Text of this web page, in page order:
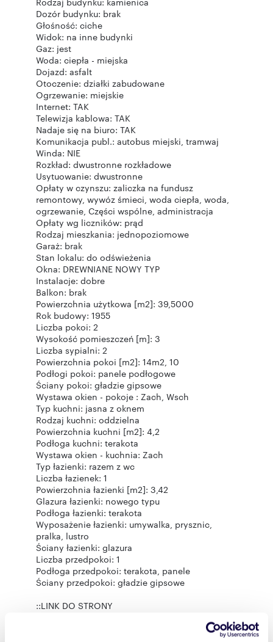
Dozór budynku: brak
Głośność: ciche
Widok: na inne budynki
Gaz: jest
Woda: ciepła - miejska
Dojazd: asfalt
Otoczenie: działki zabudowane
Ogrzewanie: miejskie
Internet: TAK
Telewizja kablowa: TAK
Nadaje się na biuro: TAK
Komunikacja publ.: autobus miejski, tramwaj
Winda: NIE
Rozkład: dwustronne rozkładowe
Usytuowanie: dwustronne
Opłaty w czynszu: zaliczka na fundusz
remontowy, wywóz śmieci, woda ciepła, woda,
ogrzewanie, Części wspólne, administracja
Opłaty wg liczników: prąd
Rodzaj mieszkania: jednopoziomowe
Garaż: brak
Stan lokalu: do odświeżenia
Okna: DREWNIANE NOWY TYP
Instalacje: dobre
Balkon: brak
Powierzchnia użytkowa [m2]: 39,5000
Rok budowy: 1955
Liczba pokoi: 2
Wysokość pomieszczeń [m]: 3
Liczba sypialni: 2
Powierzchnia pokoi [m2]: 14m2, 10
Podłogi pokoi: panele podłogowe
Ściany pokoi: gładzie gipsowe
Wystawa okien - pokoje : Zach, Wsch
Typ kuchni: jasna z oknem
Rodzaj kuchni: oddzielna
Powierzchnia kuchni [m2]: 4,2
Podłoga kuchni: terakota
Wystawa okien - kuchnia: Zach
Typ łazienki: razem z wc
Liczba łazienek: 1
Powierzchnia łazienki [m2]: 3,42
Glazura łazienki: nowego typu
Podłoga łazienki: terakota
Wyposażenie łazienki: umywalka, prysznic,
pralka, lustro
Ściany łazienki: glazura
Liczba przedpokoi: 1
Podłoga przedpokoi: terakota, panele
Ściany przedpokoi: gładzie gipsowe
::LINK DO STRONY